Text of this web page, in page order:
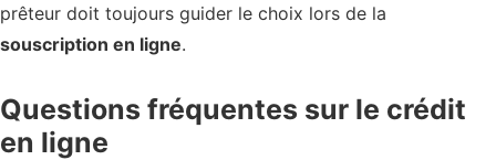
prêteur doit toujours guider le choix lors de la
souscription en ligne.
Questions fréquentes sur le crédit
en ligne